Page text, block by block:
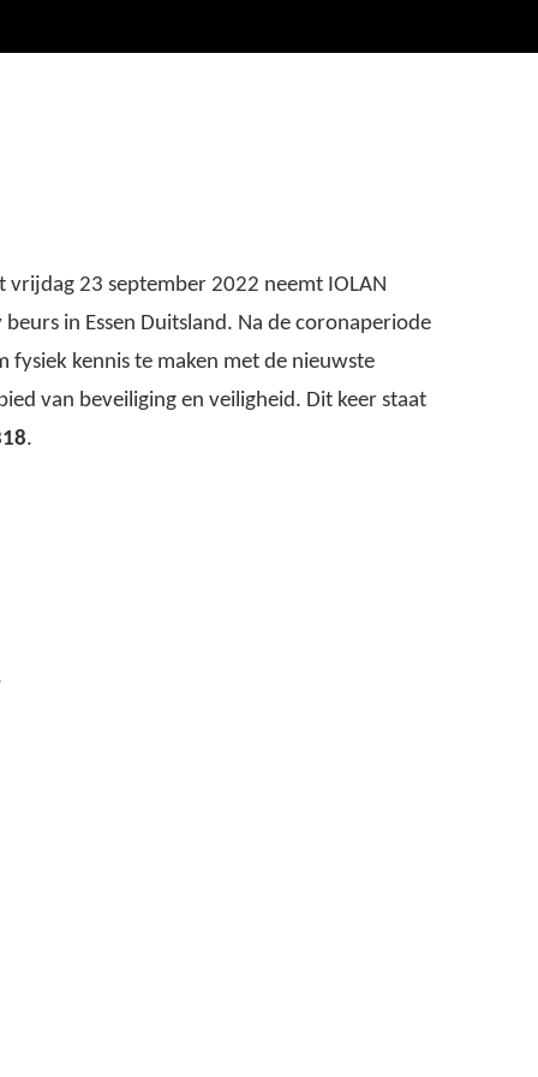
vrijdag 23 september 2022 neemt IOLAN
in Essen Duitsland. Na de coronaperiode
fysiek kennis te maken met de nieuwste
van beveiliging en veiligheid. Dit keer staat
.